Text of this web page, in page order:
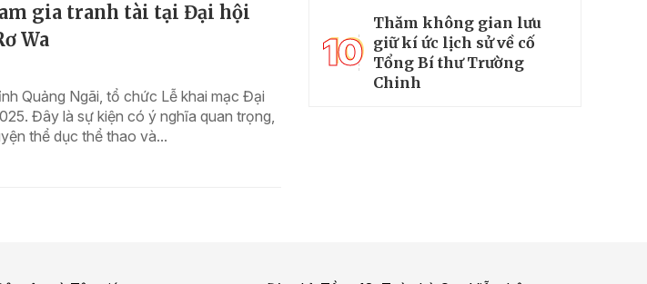
gia tranh tài tại Đại hội
Wa
Quảng Ngãi, tổ chức Lễ khai mạc Đại
Đây là sự kiện có ý nghĩa quan trọng,
thể dục thể thao và...
10
Thăm không gian lưu
giữ kí ức lịch sử về cố
Tổng Bí thư Trường
Chinh